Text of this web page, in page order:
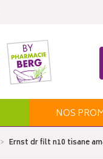
NOS
Ernst dr filt n10 tisane